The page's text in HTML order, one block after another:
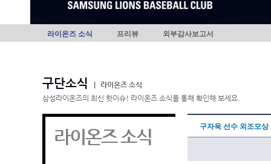
라이온즈 소식 프리뷰 외부감사보고서
구단소식
라이온즈 소식
삼성라이온즈의 최신 핫이슈! 라이온즈 소식을 통해 확인해 보세요.
라이온즈 소식 구자욱 선수 외조모상